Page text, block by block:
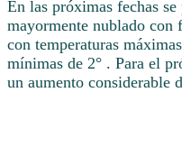
En las próximas fechas
mayormente nublado con
con temperaturas
mínimas de 2° . Para el
un aumento considerable